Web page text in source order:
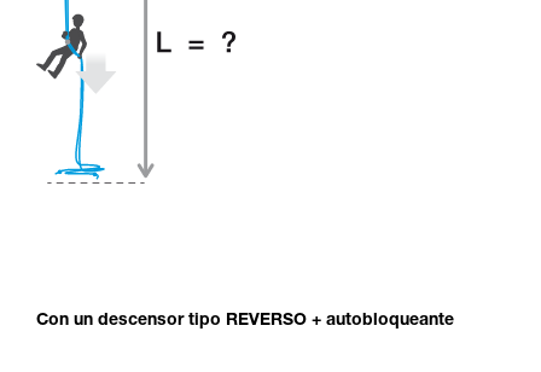
Con un descensor tipo REVERSO + autobloqueante